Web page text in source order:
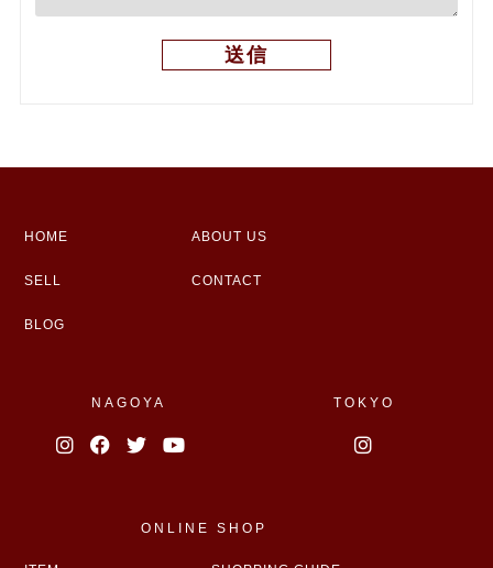
HOME ABOUT US
SELL CONTACT
BLOG
NAGOYA TOKYO
ONLINE SHOP